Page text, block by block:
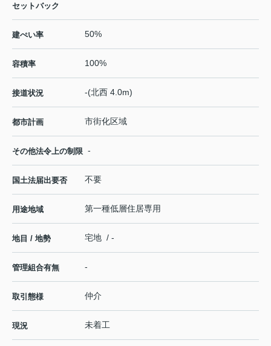
セットバック
建ぺい率 50%
容積率 100%
接道状況 -(北西 4.0m)
都市計画 市街化区域
その他法令上の制限 -
国土法届出要否 不要
用途地域 第一種低層住居専用
地目 / 地勢 宅地 / -
管理組合有無 -
取引態様 仲介
現況 未着工